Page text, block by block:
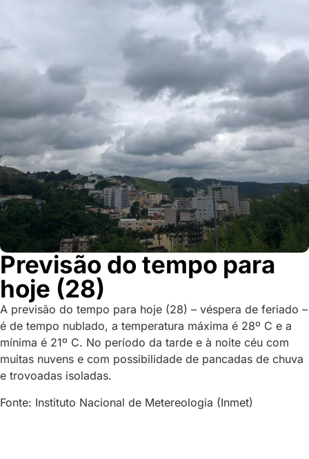
Previsão do tempo para
hoje (28)
A previsão do tempo para hoje (28) – véspera de feriado –
é de tempo nublado, a temperatura máxima é 28º C e a
mínima é 21º C. No período da tarde e à noite céu com
muitas nuvens e com possibilidade de pancadas de chuva
e trovoadas isoladas.
Fonte: Instituto Nacional de Metereologia (Inmet)